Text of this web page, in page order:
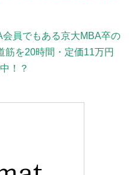
員でもある京大MBA卒の
筋を20時間・定価11万円
！？